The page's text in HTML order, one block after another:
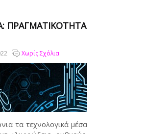
ΠΡΑΓΜΑΤΙΚΌΤΗΤΑ
Χωρίς Σχόλια
τα τεχνολογικά μέσα